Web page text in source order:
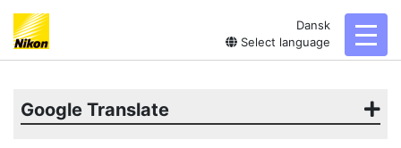
Dansk
Select language
Google Translate